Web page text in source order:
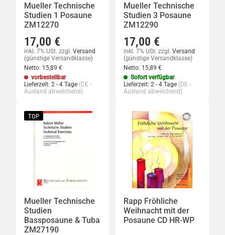
Mueller Technische
Studien 1 Posaune
ZM12270
17,00 €
inkl. 7% USt. zzgl. Versand
(günstige Versandklasse)
Netto: 15,89 €
vorbestellbar
Lieferzeit: 2 - 4 Tage (DE -
Ausland abweichend)
Mueller Technische
Studien 3 Posaune
ZM12290
17,00 €
inkl. 7% USt. zzgl. Versand
(günstige Versandklasse)
Netto: 15,89 €
Sofort verfügbar
Lieferzeit: 2 - 4 Tage (DE -
Ausland abweichend)
TOP
Mueller Technische
Studien
Bassposaune & Tuba
ZM27190
Rapp Fröhliche
Weihnacht mit der
Posaune CD HR-WP